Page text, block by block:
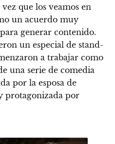
que los veamos en
un acuerdo muy
generar contenido.
un especial de stand-
a trabajar como
una serie de comedia
por la esposa de
protagonizada por